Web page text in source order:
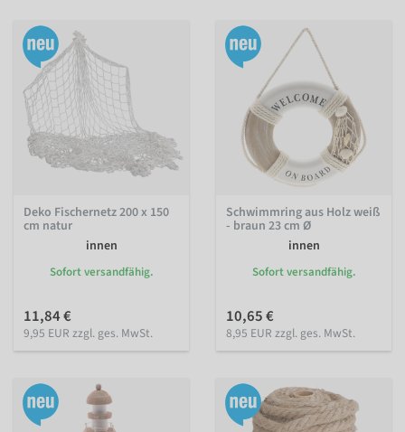
Deko Fischernetz 200 x 150
cm natur
innen
Sofort versandfähig.
11,84 €
9,95 EUR zzgl. ges. MwSt.
Schwimmring aus Holz weiß
- braun 23 cm Ø
innen
Sofort versandfähig.
10,65 €
8,95 EUR zzgl. ges. MwSt.